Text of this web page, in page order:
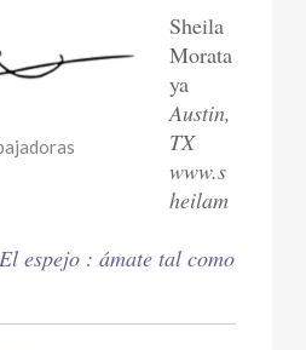
Sheila
Morata
ya
Austin,
TX
www.s
heilam
espejo : ámate tal como